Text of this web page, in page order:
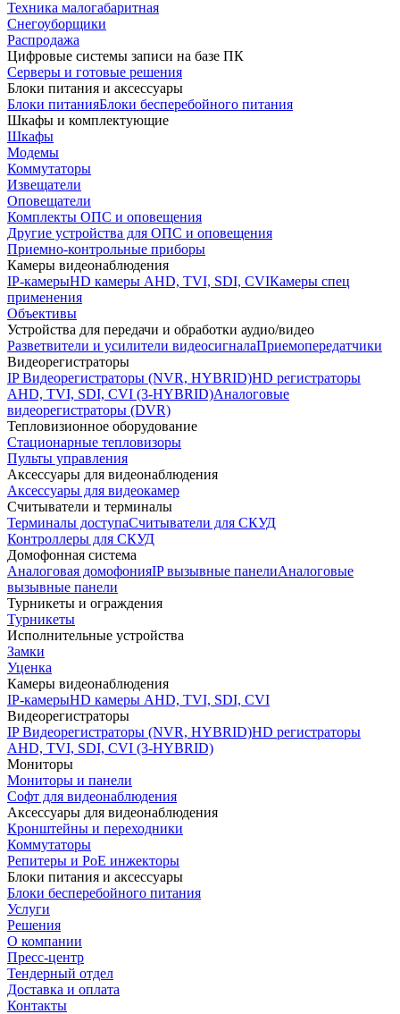
Техника малогабаритная
Снегоуборщики
Распродажа
Цифровые системы записи на базе ПК
Серверы и готовые решения
Блоки питания и аксессуары
Блоки питанияБлоки бесперебойного питания
Шкафы и комплектующие
Шкафы
Модемы
Коммутаторы
Извещатели
Оповещатели
Комплекты ОПС и оповещения
Другие устройства для ОПС и оповещения
Приемно-контрольные приборы
Камеры видеонаблюдения
IP-камерыHD камеры AHD, TVI, SDI, CVIКамеры спец
применения
Объективы
Устройства для передачи и обработки аудио/видео
Разветвители и усилители видеосигналаПриемопередатчики
Видеорегистраторы
IP Видеорегистраторы (NVR, HYBRID)HD регистраторы
AHD, TVI, SDI, CVI (3-HYBRID)Аналоговые
видеорегистраторы (DVR)
Тепловизионное оборудование
Стационарные тепловизоры
Пульты управления
Аксессуары для видеонаблюдения
Аксессуары для видеокамер
Считыватели и терминалы
Терминалы доступаСчитыватели для СКУД
Контроллеры для СКУД
Домофонная система
Аналоговая домофонияIP вызывные панелиАналоговые
вызывные панели
Турникеты и ограждения
Турникеты
Исполнительные устройства
Замки
Уценка
Камеры видеонаблюдения
IP-камерыHD камеры AHD, TVI, SDI, CVI
Видеорегистраторы
IP Видеорегистраторы (NVR, HYBRID)HD регистраторы
AHD, TVI, SDI, CVI (3-HYBRID)
Мониторы
Мониторы и панели
Софт для видеонаблюдения
Аксессуары для видеонаблюдения
Кронштейны и переходники
Коммутаторы
Репитеры и PoE инжекторы
Блоки питания и аксессуары
Блоки бесперебойного питания
Услуги
Решения
О компании
Пресс-центр
Тендерный отдел
Доставка и оплата
Контакты